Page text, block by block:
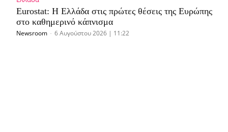
Eurostat: Η Ελλάδα στις πρώτες θέσεις της Ευρώπης
στο καθημερινό κάπνισμα
Newsroom - 6 Αυγούστου 2026 | 11:22